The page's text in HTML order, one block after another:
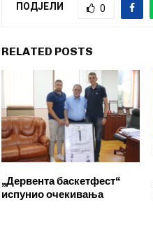
ПОДЈЕЛИ 0
RELATED POSTS
„Дервента баскетфест“
испунио очекивања